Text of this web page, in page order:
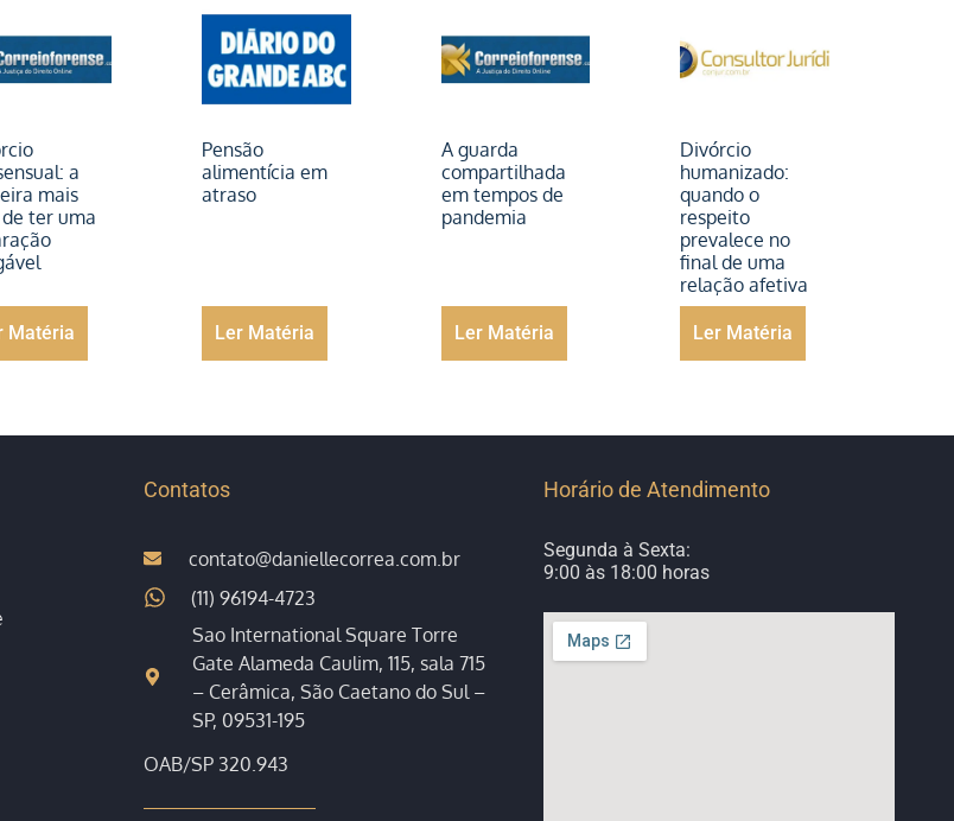
a
mais
ter uma
Matéria
Pensão
alimentícia em
atraso
Ler Matéria
A guarda
compartilhada
em tempos de
pandemia
Ler Matéria
Divórcio
humanizado:
quando o
respeito
prevalece no
final de uma
relação afetiva
Ler Matéria
Contatos
contato@daniellecorrea.com.br
(11) 96194-4723
Sao International Square Torre
Gate Alameda Caulim, 115, sala 715
– Cerâmica, São Caetano do Sul –
SP, 09531-195
OAB/SP 320.943
Horário de Atendimento
Segunda à Sexta:
9:00 às 18:00 horas